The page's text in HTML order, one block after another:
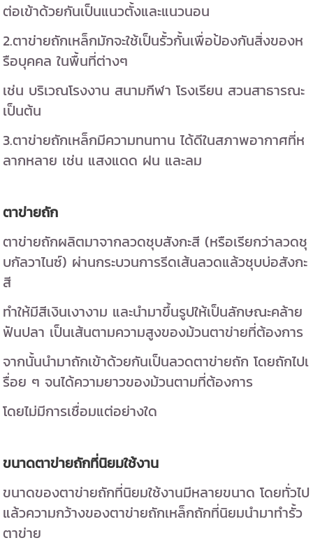
ต่อเข้าด้วยกันเป็นแนวตั้งและแนวนอน
2.ตาข่ายถักเหล็กมักจะใช้เป็นรั้วกั้นเพื่อป้องกันสิ่งของห
รือบุคคล ในพื้นที่ต่างๆ
เช่น บริเวณโรงงาน สนามกีฬา โรงเรียน สวนสาธารณะ
เป็นต้น
3.ตาข่ายถักเหล็กมีความทนทาน ได้ดีในสภาพอากาศที่ห
ลากหลาย เช่น แสงแดด ฝน และลม
ตาข่ายถัก
ตาข่ายถักผลิตมาจากลวดชุบสังกะสี (หรือเรียกว่าลวดชุ
บกัลวาไนซ์) ผ่านกระบวนการรีดเส้นลวดแล้วชุบบ่อสังกะ
สี
ทำให้มีสีเงินเงางาม และนำมาขึ้นรูปให้เป็นลักษณะคล้าย
ฟันปลา เป็นเส้นตามความสูงของม้วนตาข่ายที่ต้องการ
จากนั้นนำมาถักเข้าด้วยกันเป็นลวดตาข่ายถัก โดยถักไปเ
รื่อย ๆ จนได้ความยาวของม้วนตามที่ต้องการ
โดยไม่มีการเชื่อมแต่อย่างใด
ขนาดตาข่ายถักที่นิยมใช้งาน
ขนาดของตาข่ายถักที่นิยมใช้งานมีหลายขนาด โดยทั่วไป
แล้วความกว้างของตาข่ายถักเหล็กถักที่นิยมนำมาทำรั้ว
ตาข่าย